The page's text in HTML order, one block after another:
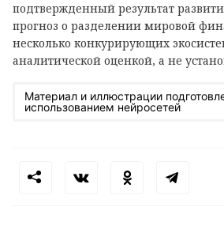
подтвержденный результат
прогноз о разделении мировой
несколько конкурирующих
аналитической оценкой, а не
Материал и иллюстрации
использованием нейросетей